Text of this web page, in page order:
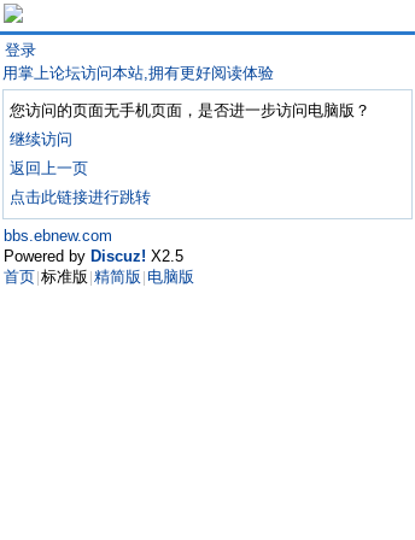
登录
用掌上论坛访问本站,拥有更好阅读体验
您访问的页面无手机页面，是否进一步访问电脑版？
继续访问
返回上一页
点击此链接进行跳转
bbs.ebnew.com
Powered by Discuz! X2.5
首页 标准版 精简版 电脑版